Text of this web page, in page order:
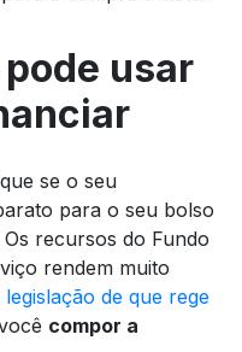
usar
se o seu
para o seu bolso
Os recursos do Fundo
rendem muito
de que rege
compor a